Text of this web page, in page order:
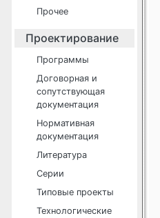
Прочее
Проектирование
Программы
Договорная и
сопутствующая
документация
Нормативная
документация
Литература
Серии
Типовые проекты
Технологические